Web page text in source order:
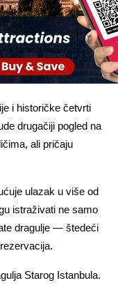
i historičke četvrti
drugačiji pogled na
ali pričaju
ulazak u više od
istraživati ne samo
dragulje — štedeći
Starog Istanbula.